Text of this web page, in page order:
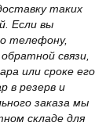
таких
Если вы
телефону,
связи,
или сроке его
в резерв и
заказа мы
складе для